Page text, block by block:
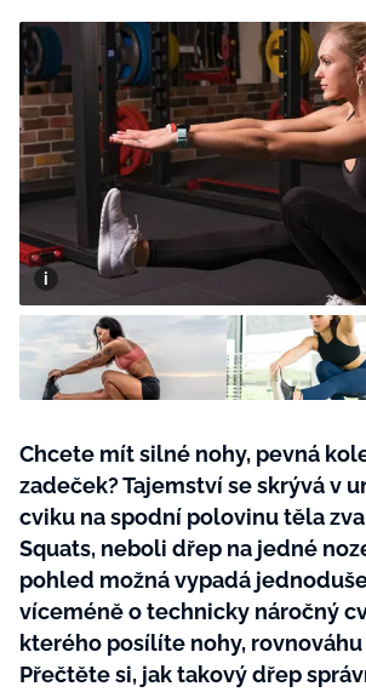
Seberozvoj
Všechny kategorie
Životní styl
ZÁBAVA
Všechny kategorie
Testy a kvízy
BYDLENÍ
Všechny kategorie
Tvoření
Rady a tipy
BurdaMedia
SVĚT ŽENY - 599
ROČNÍ
SADA PRODUKTŮ
Chcete mít silné nohy, pevná
zadeček? Tajemství se skrývá v
cviku na spodní polovinu těla
Squats, neboli dřep na jedné
pohled možná vypadá
víceméně o technicky náročný
kterého posílíte nohy,
Přečtěte si, jak takový dřep